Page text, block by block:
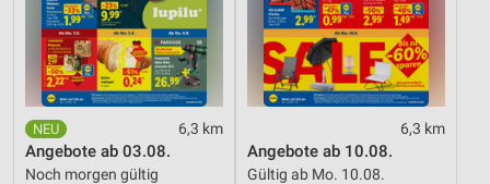
6,3 km
Angebote ab 03.08.
Noch morgen gültig
6,3 km
Angebote ab 10.08.
Gültig ab Mo. 10.08.